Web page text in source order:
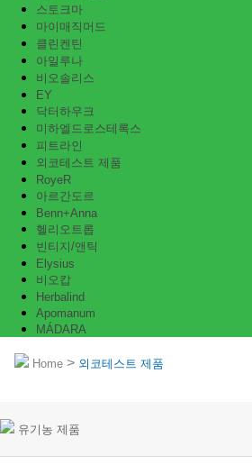
스토크마
마이매직머드
클린켄틴
아일루나
비오솔리스
EY
닥터하우크
미하엘드로스테록스
피트라인
외코테스트 제품
RoyeR
아르간도르
Benn+Anna
헬리오트롭
빈티지/앤틱
Elysius
비오캅
Herbalind
Apomanum
MÁDARA
Home > 외코테스트 제품
유기농 제품